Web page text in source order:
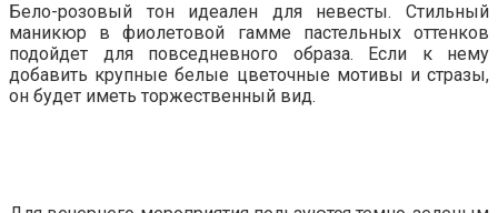
Бело-розовый тон идеален для невесты. Стильный
маникюр в фиолетовой гамме пастельных оттенков
подойдет для повседневного образа. Если к нему
добавить крупные белые цветочные мотивы и стразы,
он будет иметь торжественный вид.